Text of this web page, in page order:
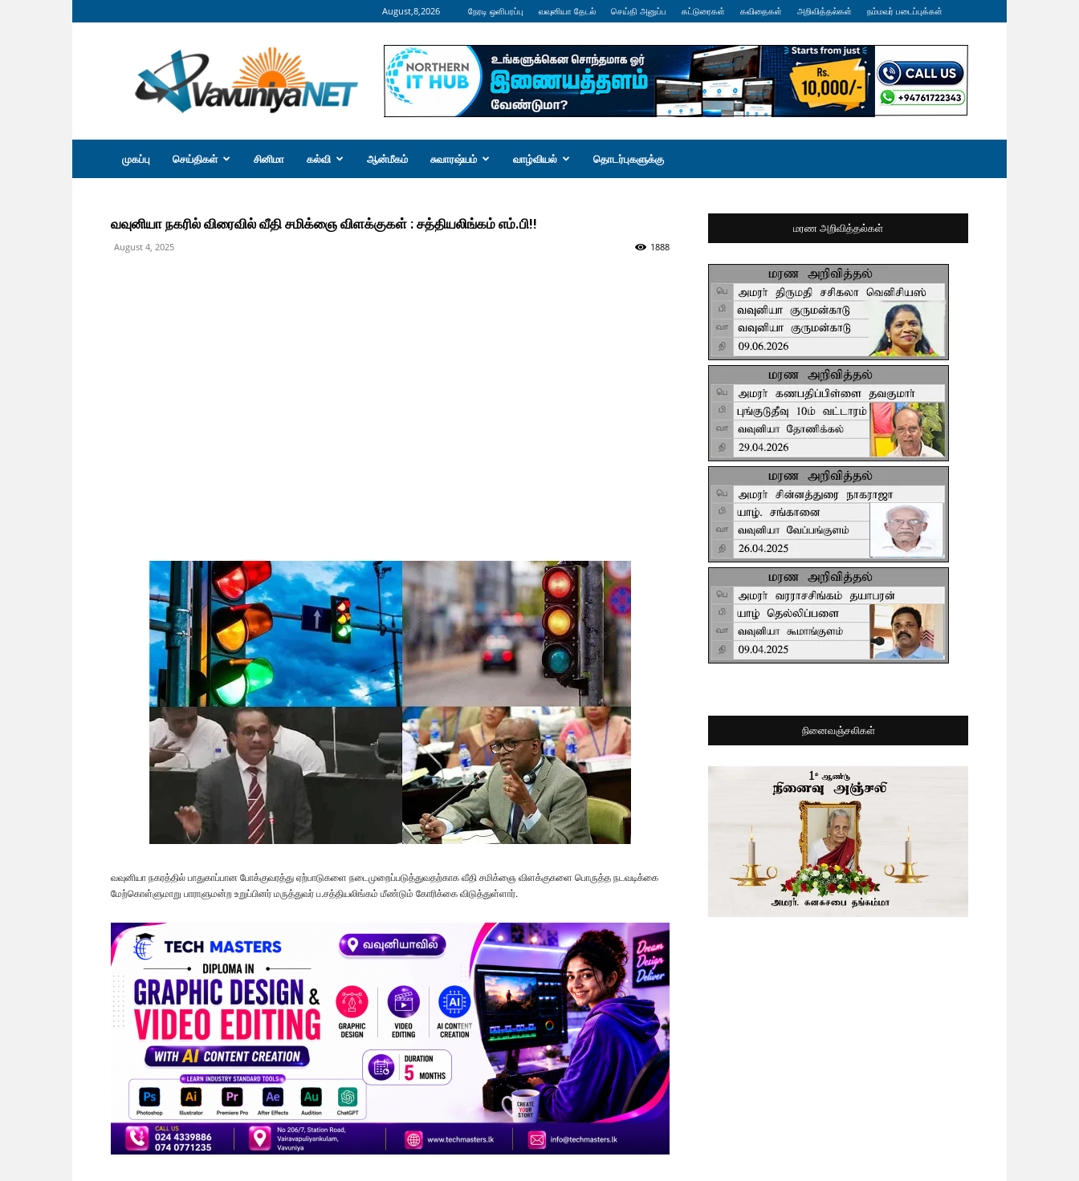
August,8,2026 நேரடி ஒளிபரப்பு வவுனியா தேடல் செய்தி அனுப்ப கட்டுரைகள் கவிதைகள் அறிவித்தல்கள் நம்மவர் படைப்புக்கள்
வவுனியா
நெற்
முகப்பு செய்திகள் சினிமா கல்வி ஆன்மீகம் சுவாரஷ்யம் வாழ்வியல் தொடர்புகளுக்கு
வவுனியா நகரில் விரைவில் வீதி சமிக்ஞை விளக்குகள் : சத்தியலிங்கம் எம்.பி!!
August 4, 2025 1888
வவுனியா நகரத்தில் பாதுகாப்பான போக்குவரத்து ஏற்பாடுகளை நடைமுறைப்படுத்துவதற்காக வீதி சமிக்ஞை விளக்குகளை பொருத்த நடவடிக்கை
மேற்கொள்ளுமாறு பாராளுமன்ற உறுப்பினர் மருத்துவர் ப.சத்தியலிங்கம் மீண்டும் கோரிக்கை விடுத்துள்ளார்.
மரண அறிவித்தல்கள்
நினைவஞ்சலிகள்